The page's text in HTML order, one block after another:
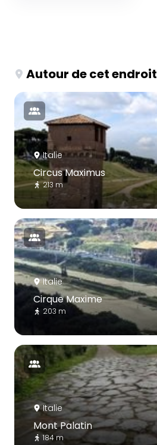
Autour de cet endroit
Italie
Circus Maximus
213 m
Italie
Cirque Maxime
203 m
Italie
Mont Palatin
184 m